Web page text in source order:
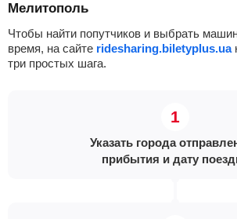
Мелитополь
Чтобы найти попутчиков и выбрать
время, на сайте ridesharing.biletyplus.ua
три простых шага.
Указать города
прибытия и дату